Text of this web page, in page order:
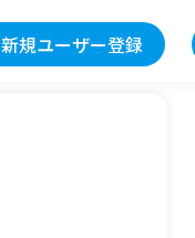
新規ユーザー登録